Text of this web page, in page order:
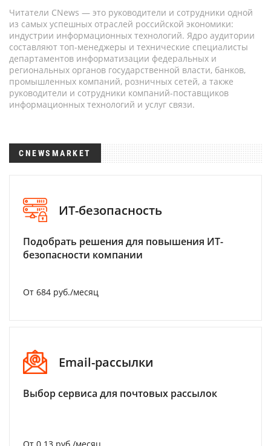
Читатели CNews — это руководители и сотрудники одной
из самых успешных отраслей российской экономики:
индустрии информационных технологий. Ядро аудитории
составляют топ-менеджеры и технические специалисты
департаментов информатизации федеральных и
региональных органов государственной власти, банков,
промышленных компаний, розничных сетей, а также
руководители и сотрудники компаний-поставщиков
информационных технологий и услуг связи.
CNEWSMARKET
ИТ-безопасность
Подобрать решения для повышения ИТ-
безопасности компании
От 684 руб./месяц
Email-рассылки
Выбор сервиса для почтовых рассылок